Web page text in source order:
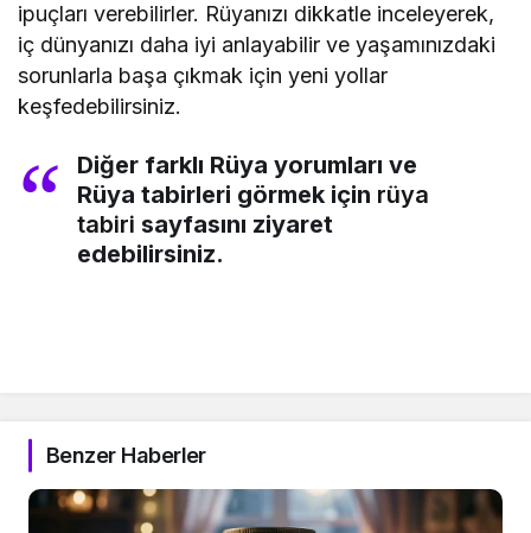
ipuçları verebilirler. Rüyanızı dikkatle inceleyerek,
iç dünyanızı daha iyi anlayabilir ve yaşamınızdaki
sorunlarla başa çıkmak için yeni yollar
keşfedebilirsiniz.
Diğer farklı Rüya yorumları ve
Rüya tabirleri görmek için rüya
tabiri sayfasını ziyaret
edebilirsiniz.
Benzer Haberler